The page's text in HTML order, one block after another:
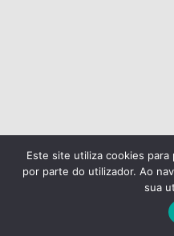
Este site utiliza cookies
por parte do utilizador. Ao
sua